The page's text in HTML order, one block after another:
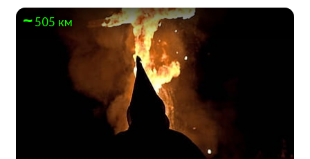
505 км